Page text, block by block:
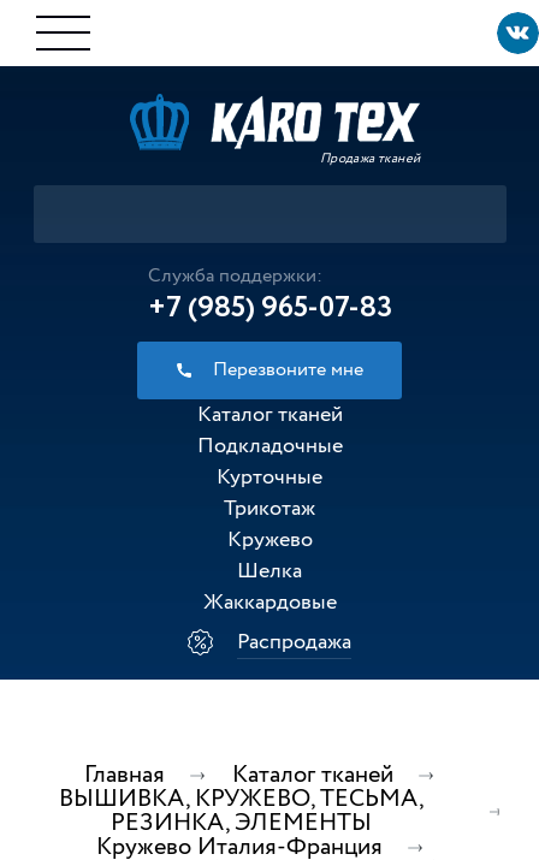
Продажа тканей
Служба поддержки:
+7 (985) 965-07-83
Перезвоните мне
Каталог тканей
Подкладочные
Курточные
Трикотаж
Кружево
Шелка
Жаккардовые
Распродажа
Главная Каталог тканей
ВЫШИВКА, КРУЖЕВО, ТЕСЬМА,
РЕЗИНКА, ЭЛЕМЕНТЫ
Кружево Италия-Франция